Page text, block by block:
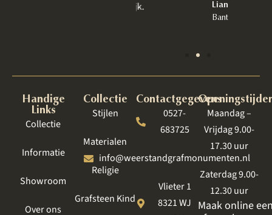
Handige
Links
Collectie
Informatie
Showroom
Over ons
Collectie
Stijlen
Materialen
Religie
Grafsteen Kind
Contactgegevens
0527-
683725
info@weerstandgrafmonumenten.nl
Vlieter 1
8321 WJ
Maandag –
Vrijdag 9.00-
17.30 uur
Zaterdag 9.00-
12.30 uur
Maak online